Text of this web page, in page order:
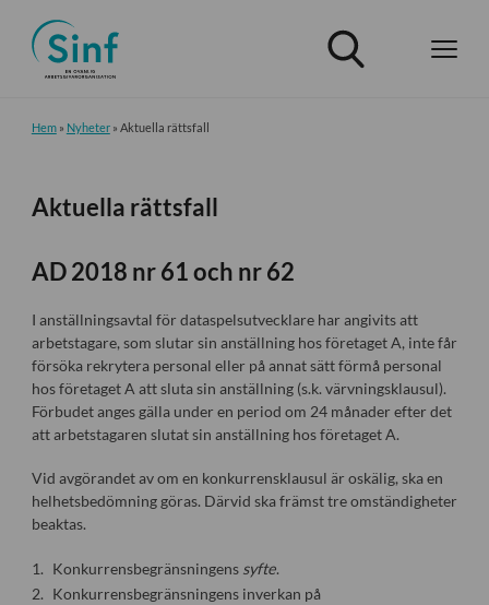
Hem» Nyheter» Aktuella rättsfall
Aktuella rättsfall
AD 2018 nr 61 och nr 62
I anställningsavtal för dataspelsutvecklare har angivits att
arbetstagare, som slutar sin anställning hos företaget A, inte får
försöka rekrytera personal eller på annat sätt förmå personal
hos företaget A att sluta sin anställning (s.k. värvningsklausul).
Förbudet anges gälla under en period om 24 månader efter det
att arbetstagaren slutat sin anställning hos företaget A.
Vid avgörandet av om en konkurrensklausul är oskälig, ska en
helhetsbedömning göras. Därvid ska främst tre omständigheter
beaktas.
Konkurrensbegränsningens syfte.
Konkurrensbegränsningens inverkan på